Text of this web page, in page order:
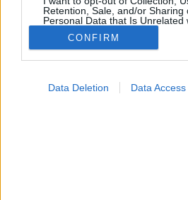
Retention, Sale, and/or Sharing
Personal Data that Is Unrelated
Purposes for which it was
Opted Out
CONFIRM
Data Deletion Data Access
2024. október 30. 07:04
Küldés Küldés